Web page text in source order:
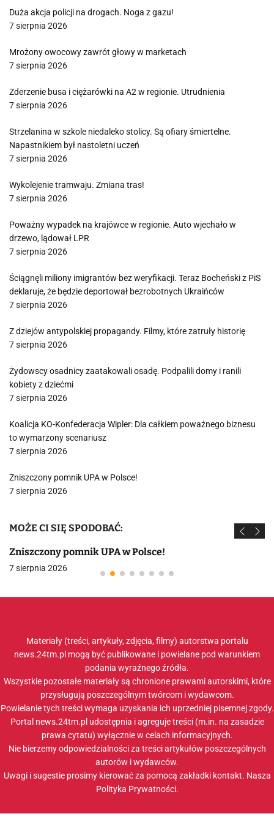
Duża akcja policji na drogach. Noga z gazu!
7 sierpnia 2026
Mrożony owocowy zawrót głowy w marketach
7 sierpnia 2026
Zderzenie busa i ciężarówki na A2 w regionie. Utrudnienia
7 sierpnia 2026
Strzelanina w szkole niedaleko stolicy. Są ofiary śmiertelne.
Napastnikiem był nastoletni uczeń
7 sierpnia 2026
Wykolejenie tramwaju. Zmiana tras!
7 sierpnia 2026
Poważny wypadek na krajówce w regionie. Auto wjechało w
drzewo, lądował LPR
7 sierpnia 2026
Ściągnęli miliony imigrantów bez weryfikacji. Teraz Bocheński z PiS
deklaruje, że będzie deportował bezrobotnych Ukraińców
7 sierpnia 2026
Z dziejów antypolskiej propagandy. Filmy, które zatruły historię
7 sierpnia 2026
Żydowscy osadnicy zaatakowali osadę. Podpalili domy i ranili
kobiety z dziećmi
7 sierpnia 2026
Koalicja KO-Konfederacja Wipler: Dla całkiem poważnego biznesu
to wymarzony scenariusz
7 sierpnia 2026
Zniszczony pomnik UPA w Polsce!
7 sierpnia 2026
MOŻE CI SIĘ SPODOBAĆ:
Zniszczony pomnik UPA w Polsce!
7 sierpnia 2026
Materiały (treści, artykuły, zdjęcia, filmy) autorstwa portalu
news.24tm.pl mogą być publikowane i powielane pod warunkiem
podania wyraźnego źródła.
Wszystkie pozostałe materiały są chronione prawami autorskimi, które
przysługują poszczególnym twórcom i wydawcom.
Powielanie tych treści wymaga uzyskania ich uprzedniej pisemnej zgody.
Portal news.24tm.pl udostępnia i agreguje treści (m.in. na zasadzie
prawa cytatu) wyłącznie w celach informacyjnych.
Nie bierzemy odpowiedzialności za treści artykułów poszczególnych
autorów i wydawców.
Uwagi i sugestie prosimy kierować za pomocą zakładki kontakt. Nasza
Polityka Prywatności.